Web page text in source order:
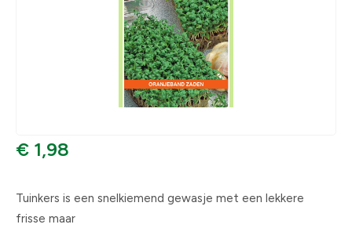
€ 1,98
Tuinkers is een snelkiemend gewasje met een lekkere
frisse maar